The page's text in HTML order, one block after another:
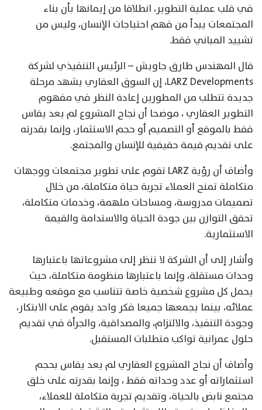
في قلب عملية التطوير، انطلاقا من إيمانها بأن بناء
المجتمعات يبدأ من فهم احتياجات الإنسان، وليس من
تشييد المباني فقط.
قال المهندس طارق جاويش – الرئيس التنفيذي لشركة
LARZ Developments، إن السوق العقاري يشهد مرحلة
جديدة تتطلب من المطورين إعادة النظر في مفهوم
التطوير العقاري ، موضحا أن نجاح المشروع لم يعد يقاس
فقط بالموقع أو التصميم أو حجم الاستثمار، وإنما بقدرته
على تقديم قيمة حقيقية للإنسان والمجتمع.
وأضاف أن رؤية LARZ تقوم على تطوير مجتمعات ووجهات
متكاملة تمنح العملاء تجربة حياة متكاملة، من خلال
تصميمات مدروسة، ومساحات ملهمة، وخدمات متكاملة،
تحقق التوازن بين جودة الحياة والاستدامة والقيمة
الاستثمارية.
وأشار إلى أن الشركة لا تنظر إلى مشروعاتها باعتبارها
وحدات مستقلة، وإنما باعتبارها منظومة متكاملة، حيث
يحمل كل مشروع شخصية خاصة تتناسب مع موقعه وطبيعة
عملائه، بينما يجمعها جميعا فكر واحد يقوم على الابتكار،
وجودة التنفيذ، والالتزام، والمصداقية، والجرأة في تقديم
حلول عمرانية تواكب متطلبات المستقبل.
وأضاف أن نجاح المشروع العقاري لم يعد يقاس بحجم
استثماراته أو عدد وحداته فقط ، وإنما بقدرته على خلق
مجتمع نابض بالحياة، وتقديم تجربة متكاملة للعملاء،